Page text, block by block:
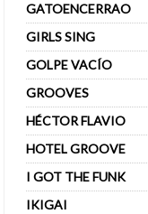
GATOENCERRAO
GIRLS SING
GOLPE VACÍO
GROOVES
HÉCTOR FLAVIO
HOTEL GROOVE
I GOT THE FUNK
IKIGAI